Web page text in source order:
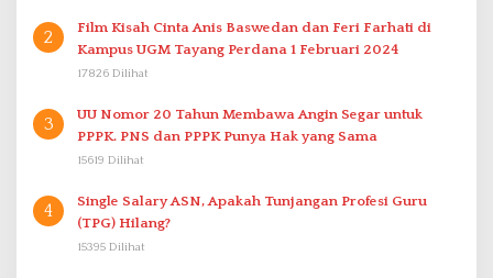
2
Film Kisah Cinta Anis Baswedan dan Feri Farhati di
Kampus UGM Tayang Perdana 1 Februari 2024
17826 Dilihat
3
UU Nomor 20 Tahun Membawa Angin Segar untuk
PPPK. PNS dan PPPK Punya Hak yang Sama
15619 Dilihat
4
Single Salary ASN, Apakah Tunjangan Profesi Guru
(TPG) Hilang?
15395 Dilihat